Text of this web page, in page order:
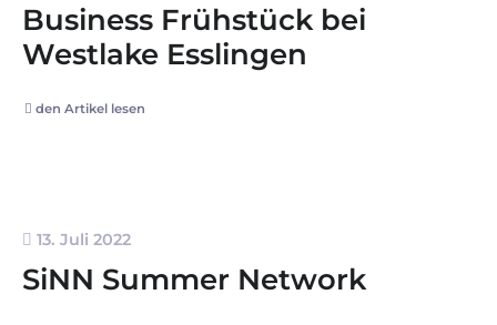
Business Frühstück bei
Westlake Esslingen
den Artikel lesen
13. Juli 2022
SiNN Summer Network